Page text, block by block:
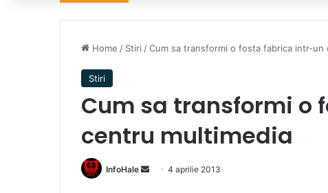
Home / Stiri /Cum sa transformi o fosta fabrica intr-un
Stiri
Cum sa transformi
centru multimedia
InfoHale
Send4 aprilie 2013